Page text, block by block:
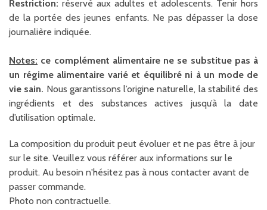
Restriction: réservé aux adultes et adolescents. Tenir hors
de la portée des jeunes enfants. Ne pas dépasser la dose
journalière indiquée.
Notes: ce complément alimentaire ne se substitue pas à
un régime alimentaire varié et équilibré ni à un mode de
vie sain. Nous garantissons l’origine naturelle, la stabilité des
ingrédients et des substances actives jusqu’à la date
d’utilisation optimale.
La composition du produit peut évoluer et ne pas être à jour
sur le site. Veuillez vous référer aux informations sur le
produit. Au besoin n'hésitez pas à nous contacter avant de
passer commande.
Photo non contractuelle.